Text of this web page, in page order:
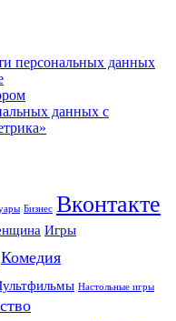
персональных данных
данных с
Бизнес Вконтакте
Игры
Комедия
Настольные игры